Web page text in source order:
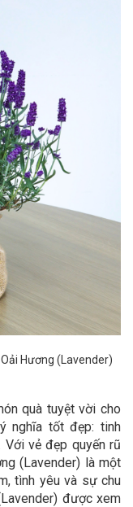
Hương (Lavender)
quà tuyệt vời cho
nghĩa tốt đẹp: tinh
Với vẻ đẹp quyến rũ
(Lavender) là một
tình yêu và sự chu
được xem